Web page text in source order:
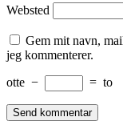
Websted
Gem mit navn,
jeg kommenterer.
otte − = to